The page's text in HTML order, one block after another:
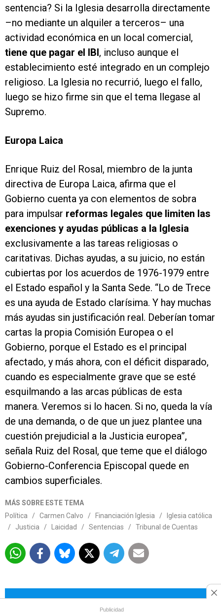
sentencia? Si la Iglesia desarrolla directamente
–no mediante un alquiler a terceros– una
actividad económica en un local comercial,
tiene que pagar el IBI, incluso aunque el
establecimiento esté integrado en un complejo
religioso. La Iglesia no recurrió, luego el fallo,
luego se hizo firme sin que el tema llegase al
Supremo.
Europa Laica
Enrique Ruiz del Rosal, miembro de la junta
directiva de Europa Laica, afirma que el
Gobierno cuenta ya con elementos de sobra
para impulsar reformas legales que limiten las
exenciones y ayudas públicas a la Iglesia
exclusivamente a las tareas religiosas o
caritativas. Dichas ayudas, a su juicio, no están
cubiertas por los acuerdos de 1976-1979 entre
el Estado español y la Santa Sede. “Lo de Trece
es una ayuda de Estado clarísima. Y hay muchas
más ayudas sin justificación real. Deberían tomar
cartas la propia Comisión Europea o el
Gobierno, porque el Estado es el principal
afectado, y más ahora, con el déficit disparado,
cuando es especialmente grave que se esté
esquilmando a las arcas públicas de esta
manera. Veremos si lo hacen. Si no, queda la vía
de una demanda, o de que un juez plantee una
cuestión prejudicial a la Justicia europea”,
señala Ruiz del Rosal, que teme que el diálogo
Gobierno-Conferencia Episcopal quede en
cambios superficiales.
MÁS SOBRE ESTE TEMA
Política
/ Carmen Calvo / Financiación Iglesia /
Iglesia católica
/
Justicia / Laicidad / Sentencias / Tribunal de Cuentas
Más allá de los titulares está la
Publicidad